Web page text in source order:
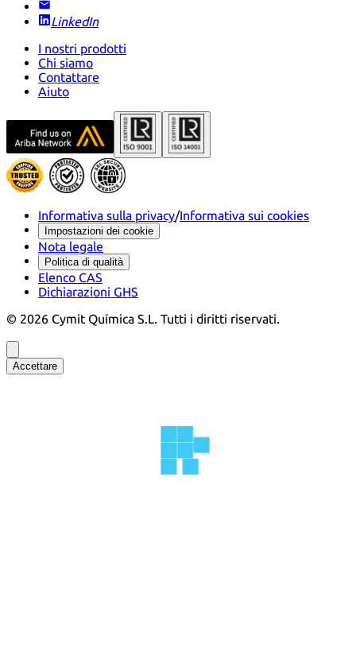
LinkedIn
I nostri prodotti
Chi siamo
Contattare
Aiuto
Informativa sulla privacy/Informativa sui cookies
Impostazioni dei cookie
Nota legale
Politica di qualità
Elenco CAS
Dichiarazioni GHS
© 2026 Cymit Química S.L. Tutti i diritti riservati.
Accettare